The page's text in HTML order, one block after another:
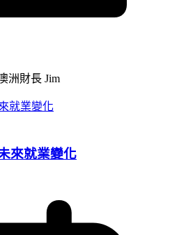
洲財長 Jim
來就業變化